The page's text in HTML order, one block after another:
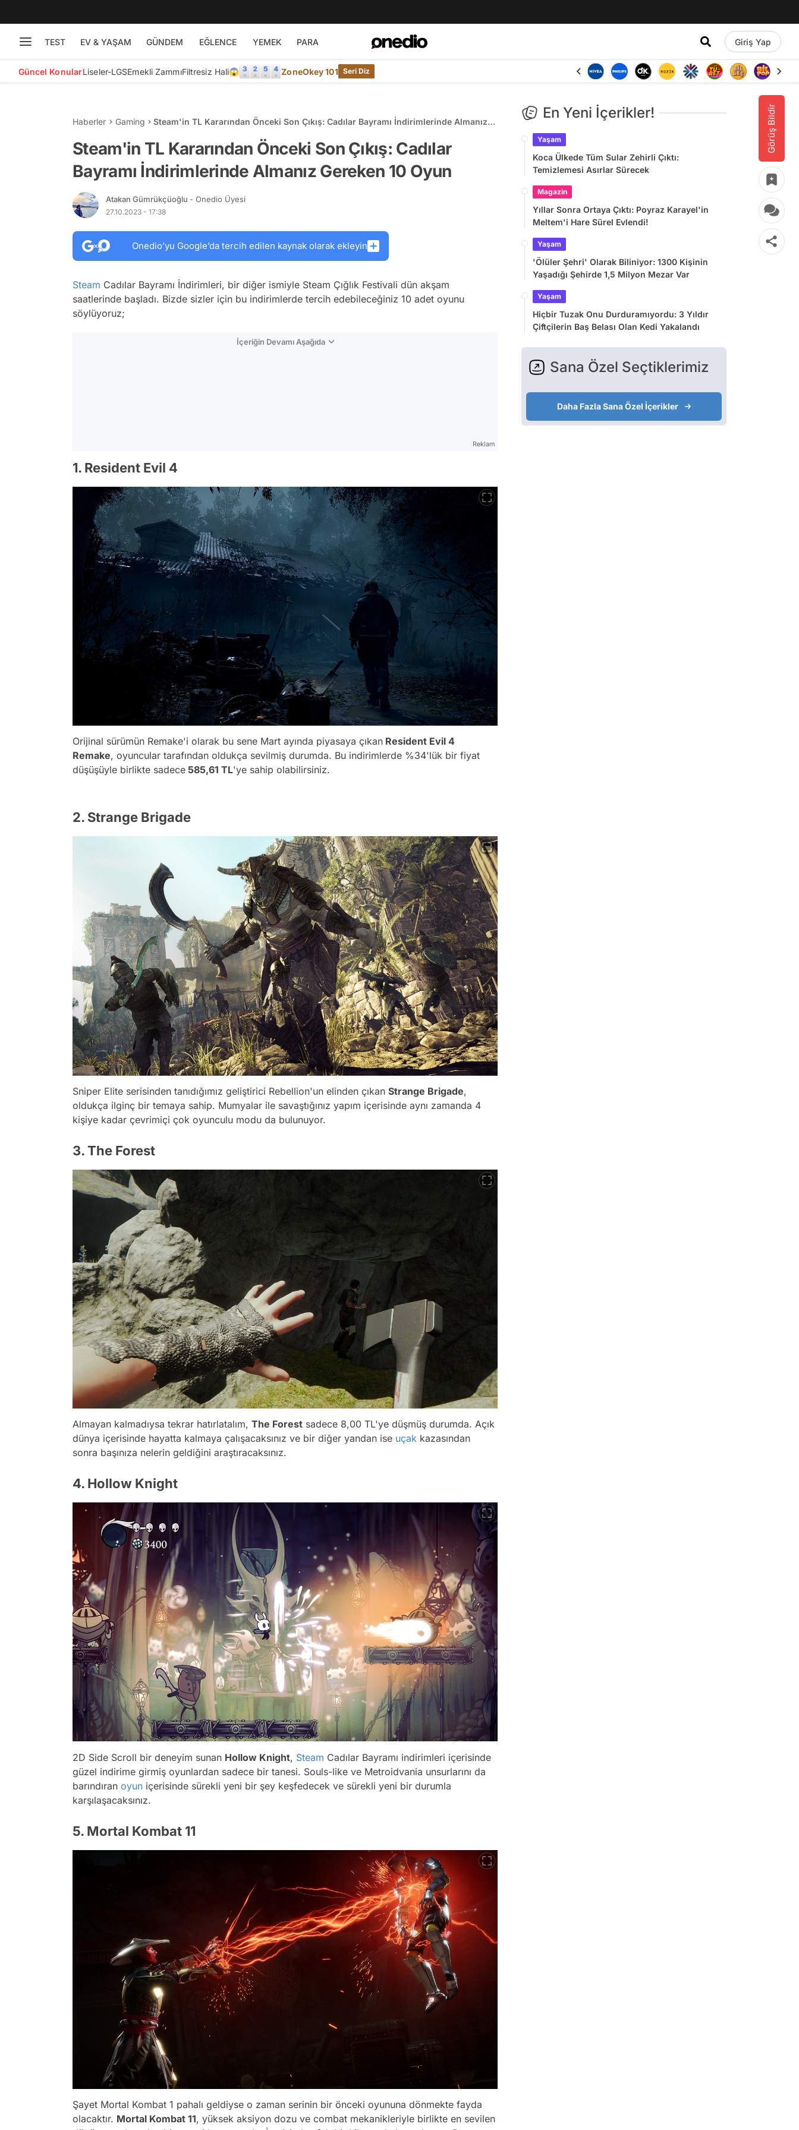
TEST EV & YAŞAM GÜNDEM EĞLENCE YEMEK PARA Giriş Yap
Güncel KonularLiseler-LGSEmekli ZammıFiltresiz Hali😱 ZoneOkey 101 Seri Diz
Görüş Bildir
Haberler Gaming
Steam'in TL Kararından Önceki Son Çıkış: Cadılar Bayramı İndirimlerinde Almanız
Steam'in TL Kararından Önceki Son Çıkış: Cadılar
Bayramı İndirimlerinde Almanız Gereken 10 Oyun
Atakan Gümrükçüoğlu - Onedio Üyesi
27.10.2023 - 17:38
Onedio’yu Google’da tercih edilen kaynak olarak ekleyin
Steam Cadılar Bayramı İndirimleri, bir diğer ismiyle Steam Çığlık Festivali dün akşam
saatlerinde başladı. Bizde sizler için bu indirimlerde tercih edebileceğiniz 10 adet oyunu
söylüyoruz;
İçeriğin Devamı Aşağıda
Reklam
1. Resident Evil 4
Orijinal sürümün Remake'i olarak bu sene Mart ayında piyasaya çıkan Resident Evil 4
Remake, oyuncular tarafından oldukça sevilmiş durumda. Bu indirimlerde %34'lük bir fiyat
düşüşüyle birlikte sadece 585,61 TL'ye sahip olabilirsiniz.
2. Strange Brigade
Sniper Elite serisinden tanıdığımız geliştirici Rebellion'un elinden çıkan Strange Brigade,
oldukça ilginç bir temaya sahip. Mumyalar ile savaştığınız yapım içerisinde aynı zamanda 4
kişiye kadar çevrimiçi çok oyunculu modu da bulunuyor.
3. The Forest
Almayan kalmadıysa tekrar hatırlatalım, The Forest sadece 8,00 TL'ye düşmüş durumda. Açık
dünya içerisinde hayatta kalmaya çalışacaksınız ve bir diğer yandan ise uçak kazasından
sonra başınıza nelerin geldiğini araştıracaksınız.
4. Hollow Knight
2D Side Scroll bir deneyim sunan Hollow Knight, Steam Cadılar Bayramı indirimleri içerisinde
güzel indirime girmiş oyunlardan sadece bir tanesi. Souls-like ve Metroidvania unsurlarını da
barındıran oyun içerisinde sürekli yeni bir şey keşfedecek ve sürekli yeni bir durumla
karşılaşacaksınız.
5. Mortal Kombat 11
Şayet Mortal Kombat 1 pahalı geldiyse o zaman serinin bir önceki oyununa dönmekte fayda
olacaktır. Mortal Kombat 11, yüksek aksiyon dozu ve combat mekanikleriyle birlikte en sevilen
En Yeni İçerikler!
Yaşam
Koca Ülkede Tüm Sular Zehirli Çıktı:
Temizlemesi Asırlar Sürecek
Magazin
Yıllar Sonra Ortaya Çıktı: Poyraz Karayel'in
Meltem'i Hare Sürel Evlendi!
Yaşam
'Ölüler Şehri' Olarak Biliniyor: 1300 Kişinin
Yaşadığı Şehirde 1,5 Milyon Mezar Var
Yaşam
Hiçbir Tuzak Onu Durduramıyordu: 3 Yıldır
Çiftçilerin Baş Belası Olan Kedi Yakalandı
Sana Özel Seçtiklerimiz
Daha Fazla Sana Özel İçerikler